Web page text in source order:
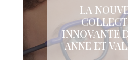
LA
INNOVANTE
ANNE ET